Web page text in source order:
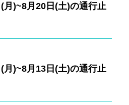
月)~8月20日(土)の通行止
月)~8月13日(土)の通行止